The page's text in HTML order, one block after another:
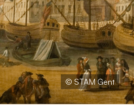
© STAM Gent